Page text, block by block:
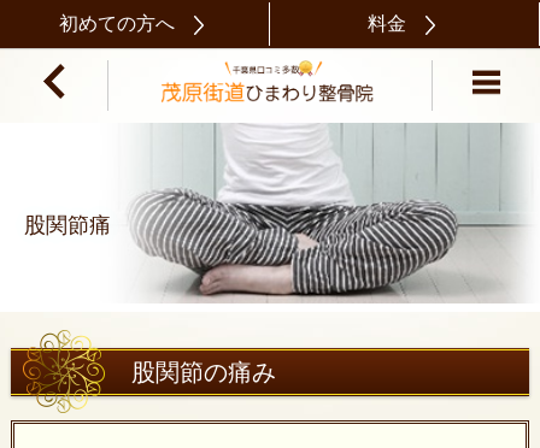
初めての方へ 料金
股関節痛
股関節の痛み